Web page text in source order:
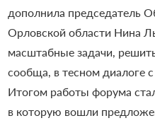
дополнила председатель
Орловской области Нина
масштабные задачи,
сообща, в тесном диалоге с
Итогом работы форума
в которую вошли